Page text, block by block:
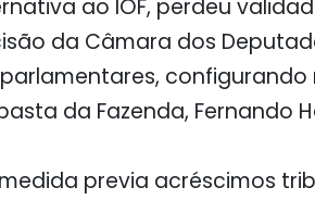
ao IOF, perdeu
da Câmara dos
parlamentares,
da Fazenda, Fernando
previa acréscimos